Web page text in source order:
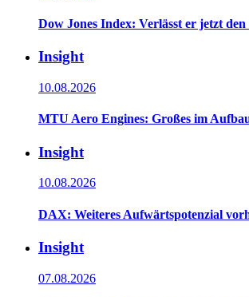
Dow Jones Index: Verlässt er jetzt
Insight
10.08.2026
MTU Aero Engines: Großes im
Insight
10.08.2026
DAX: Weiteres Aufwärtspotenzial
Insight
07.08.2026